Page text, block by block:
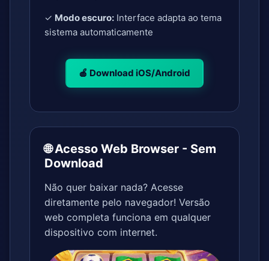
✓ Modo escuro: Interface adapta ao tema
sistema automaticamente
🍎 Download iOS/Android
🌐 Acesso Web Browser - Sem
Download
Não quer baixar nada? Acesse
diretamente pelo navegador! Versão
web completa funciona em qualquer
dispositivo com internet.